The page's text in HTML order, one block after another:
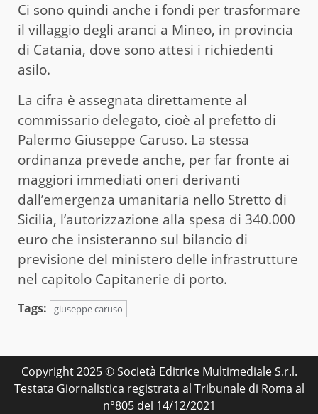
Ci sono quindi anche i fondi per trasformare
il villaggio degli aranci a Mineo, in provincia
di Catania, dove sono attesi i richiedenti
asilo.
La cifra è assegnata direttamente al
commissario delegato, cioè al prefetto di
Palermo Giuseppe Caruso. La stessa
ordinanza prevede anche, per far fronte ai
maggiori immediati oneri derivanti
dall’emergenza umanitaria nello Stretto di
Sicilia, l’autorizzazione alla spesa di 340.000
euro che insisteranno sul bilancio di
previsione del ministero delle infrastrutture
nel capitolo Capitanerie di porto.
Tags: giuseppe caruso
Copyright 2025 © Società Editrice Multimediale S.r.l.
Testata Giornalistica registrata al Tribunale di Roma al
n°805 del 14/12/2021